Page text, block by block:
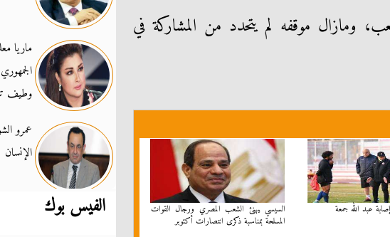
ومازال موقفه لم يتحدد من المشاركة في
عبد الله جمعة
السيسي يهنئ الشعب المصري ورجال القوات
المسلحة بمناسبة ذكرى انتصارات أكتوبر
ماريا
وطيف
عمرو
الإنسان
الفيس بوك